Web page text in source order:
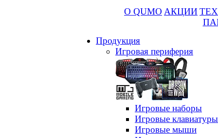
О QUMO АКЦИИ
Продукция
Игровая периферия
Игровые наборы
Игровые клавиатуры
Игровые мыши